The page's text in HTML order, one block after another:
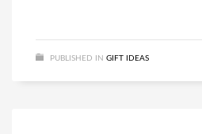
PUBLISHED IN GIFT IDEAS